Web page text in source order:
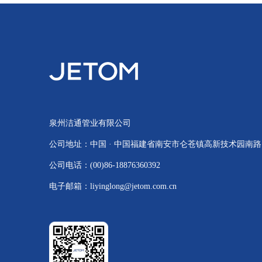
泉州洁通管业有限公司
公司地址：中国 · 中国福建省南安市仑苍镇高新技术园南路
公司电话：(00)86-18876360392
电子邮箱：liyinglong@jetom.com.cn